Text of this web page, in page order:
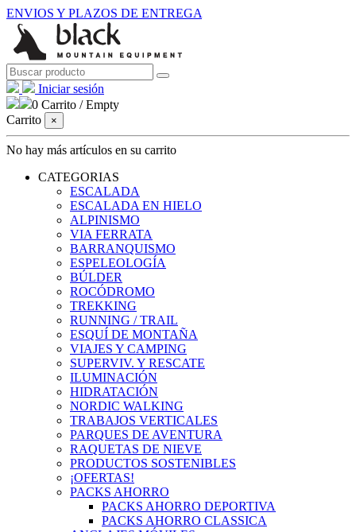
ENVIOS Y PLAZOS DE ENTREGA
Iniciar sesión
0 Carrito /Empty
Carrito
×
No hay más artículos en su carrito
CATEGORIAS
ESCALADA
ESCALADA EN HIELO
ALPINISMO
VIA FERRATA
BARRANQUISMO
ESPELEOLOGÍA
BÚLDER
ROCÓDROMO
TREKKING
RUNNING / TRAIL
ESQUÍ DE MONTAÑA
VIAJES Y CAMPING
SUPERVIV. Y RESCATE
ILUMINACIÓN
HIDRATACIÓN
NORDIC WALKING
TRABAJOS VERTICALES
PARQUES DE AVENTURA
RAQUETAS DE NIEVE
PRODUCTOS SOSTENIBLES
¡OFERTAS!
PACKS AHORRO
PACKS AHORRO DEPORTIVA
PACKS AHORRO CLASSICA